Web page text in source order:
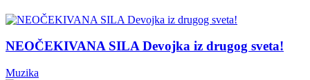
NEOČEKIVANA SILA Devojka iz drugog sveta!
Muzika